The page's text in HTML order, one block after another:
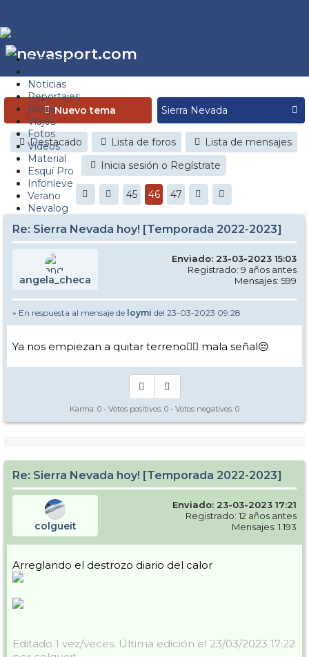
Estaciones
Noticias
Reportajes
Blogs
Viajes
Fotos
Videos
Material
Esquí Pro
Infonieve
Verano
Nevalog
Nuevo tema
Destacado Lista de foros
Lista de mensajes
Inicia sesión o Regístrate
45 46 47
Re: Sierra Nevada hoy! [Temporada 2022-2023]
angela_checa
Enviado: 23-03-2023 15:03
Registrado: 9 años antes
Mensajes: 599
» En respuesta al mensaje de loymi del 23-03-2023 09:28
Ya nos empiezan a quitar terreno🤦‍♀️ mala señal😔
Karma: 0 - Votos positivos: 0 - Votos negativos: 0
Re: Sierra Nevada hoy! [Temporada 2022-2023]
colgueit
Enviado: 23-03-2023 17:21
Registrado: 12 años antes
Mensajes: 1.193
Arreglando el destrozo diario del calor
Editado 1 vez/veces. Última edición el 23/03/2023 17:22